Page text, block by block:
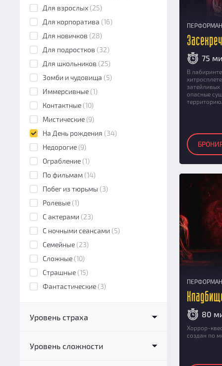
Для взрослых (25)
Для корпоратива (16)
Для новичков (28)
Для подростков (32)
Для школьников (25)
Зомби и чудовища (5)
Иммерсивные (1)
Контактные (10)
Мистические (9)
На День рождения (34)
Недорогие (9)
Ограбление (1)
По фильмам (14)
Побег из тюрьмы (3)
Ролевые (1)
С актерами (23)
С ночными сеансами (5)
Семейные (23)
Сложные (10)
Страшные (15)
Фантастические (3)
Уровень страха
Низкий(3)
Уровень сложности
75
В
затейливых
опасные
80
Хоррор-
создан по